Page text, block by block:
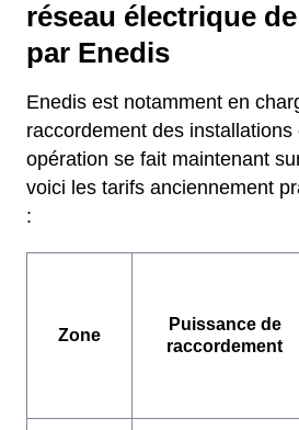
réseau électrique
par Enedis
Enedis est notamment en
raccordement des
opération se fait maintenant
voici les tarifs anciennement
:
Zone
Puissance de
raccordement